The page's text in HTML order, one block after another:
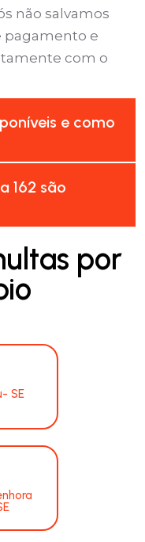
não salvamos
pagamento e
com o
e como
162 são
por
SE